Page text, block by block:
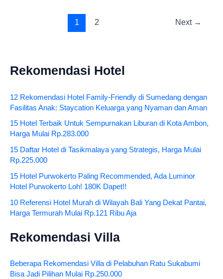
1 2 Next →
Rekomendasi Hotel
12 Rekomendasi Hotel Family-Friendly di Sumedang dengan
Fasilitas Anak: Staycation Keluarga yang Nyaman dan Aman
15 Hotel Terbaik Untuk Sempurnakan Liburan di Kota Ambon,
Harga Mulai Rp.283.000
15 Daftar Hotel di Tasikmalaya yang Strategis, Harga Mulai
Rp.225.000
15 Hotel Purwokerto Paling Recommended, Ada Luminor
Hotel Purwokerto Loh! 180K Dapet!!
10 Referensi Hotel Murah di Wilayah Bali Yang Dekat Pantai,
Harga Termurah Mulai Rp.121 Ribu Aja
Rekomendasi Villa
Beberapa Rekomendasi Villa di Pelabuhan Ratu Sukabumi
Bisa Jadi Pilihan Mulai Rp.250.000